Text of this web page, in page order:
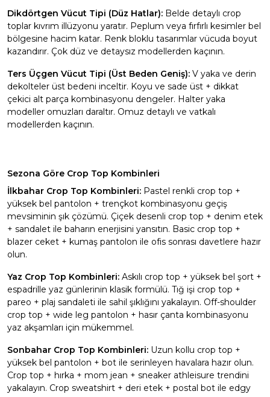
Dikdörtgen Vücut Tipi (Düz Hatlar): Belde detaylı crop
toplar kıvrım illüzyonu yaratır. Peplum veya fırfırlı kesimler bel
bölgesine hacim katar. Renk bloklu tasarımlar vücuda boyut
kazandırır. Çok düz ve detaysız modellerden kaçının.
Ters Üçgen Vücut Tipi (Üst Beden Geniş): V yaka ve derin
dekolteler üst bedeni inceltir. Koyu ve sade üst + dikkat
çekici alt parça kombinasyonu dengeler. Halter yaka
modeller omuzları daraltır. Omuz detaylı ve vatkalı
modellerden kaçının.
Sezona Göre Crop Top Kombinleri
İlkbahar Crop Top Kombinleri: Pastel renkli crop top +
yüksek bel pantolon + trençkot kombinasyonu geçiş
mevsiminin şık çözümü. Çiçek desenli crop top + denim etek
+ sandalet ile baharın enerjisini yansıtın. Basic crop top +
blazer ceket + kumaş pantolon ile ofis sonrası davetlere hazır
olun.
Yaz Crop Top Kombinleri: Askılı crop top + yüksek bel şort +
espadrille yaz günlerinin klasik formülü. Tığ işi crop top +
pareo + plaj sandaleti ile sahil şıklığını yakalayın. Off-shoulder
crop top + wide leg pantolon + hasır çanta kombinasyonu
yaz akşamları için mükemmel.
Sonbahar Crop Top Kombinleri: Uzun kollu crop top +
yüksek bel pantolon + bot ile serinleyen havalara hazır olun.
Crop top + hırka + mom jean + sneaker athleisure trendini
yakalayın. Crop sweatshirt + deri etek + postal bot ile edgy